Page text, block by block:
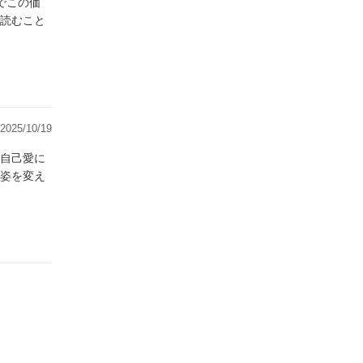
むこと
2025/10/19
己愛に
を変え